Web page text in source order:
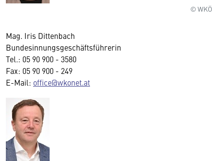
© WKÖ
Mag. Iris Dittenbach
Bundesinnungsgeschäftsführerin
Tel.: 05 90 900 - 3580
Fax: 05 90 900 - 249
E-Mail: office@wkonet.at